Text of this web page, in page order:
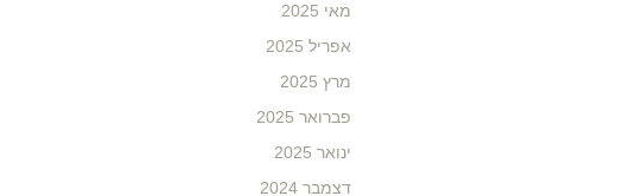
מאי 2025
אפריל 2025
מרץ 2025
פברואר 2025
ינואר 2025
דצמבר 2024